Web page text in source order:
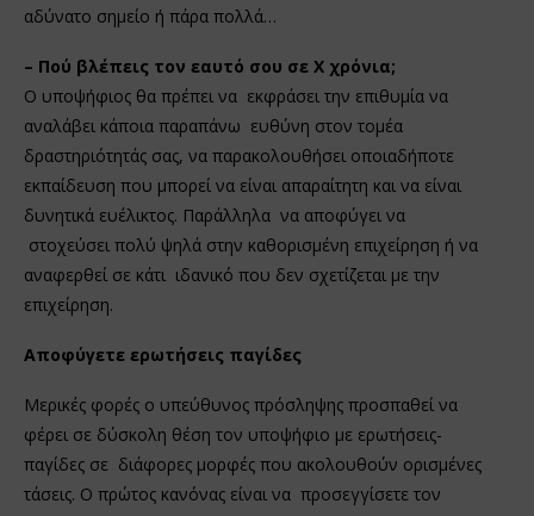
αδύνατο σημείο ή πάρα πολλά…
– Πού βλέπεις τον εαυτό σου σε Χ χρόνια;
Ο υποψήφιος θα πρέπει να εκφράσει την επιθυμία να
αναλάβει κάποια παραπάνω ευθύνη στον τομέα
δραστηριότητάς σας, να παρακολουθήσει οποιαδήποτε
εκπαίδευση που μπορεί να είναι απαραίτητη και να είναι
δυνητικά ευέλικτος. Παράλληλα να αποφύγει να
στοχεύσει πολύ ψηλά στην καθορισμένη επιχείρηση ή να
αναφερθεί σε κάτι ιδανικό που δεν σχετίζεται με την
επιχείρηση.
Αποφύγετε ερωτήσεις παγίδες
Μερικές φορές ο υπεύθυνος πρόσληψης προσπαθεί να
φέρει σε δύσκολη θέση τον υποψήφιο με ερωτήσεις-
παγίδες σε διάφορες μορφές που ακολουθούν ορισμένες
τάσεις. Ο πρώτος κανόνας είναι να προσεγγίσετε τον